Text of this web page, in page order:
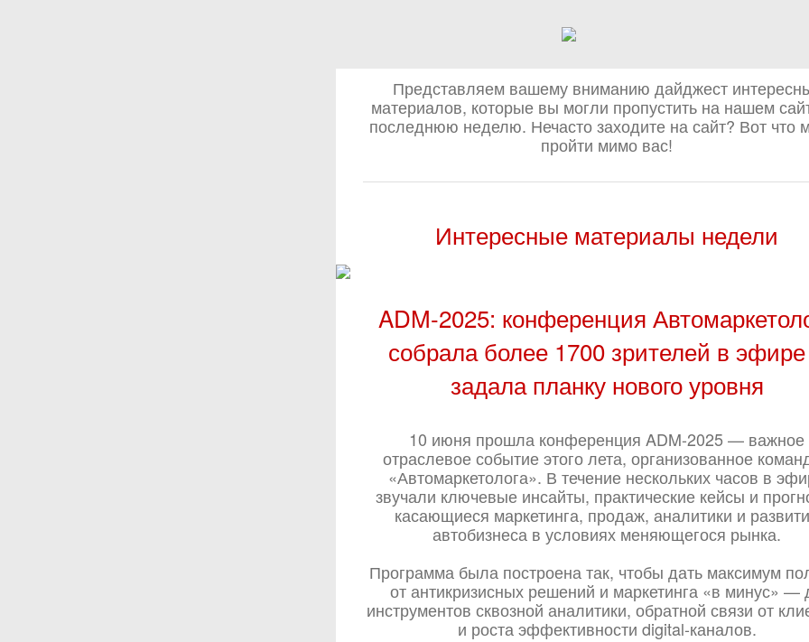
Представляем вашему вниманию дайджест
материалов, которые вы могли пропустить на нашем
последнюю неделю. Нечасто заходите на сайт? Вот что
пройти мимо вас!
Интересные материалы недели
ADM-2025: конференция
собрала более 1700 зрителей в
задала планку нового уровня
10 июня прошла конференция ADM-2025 — важное
отраслевое событие этого лета, организованное
«Автомаркетолога». В течение нескольких часов в
звучали ключевые инсайты, практические кейсы и
касающиеся маркетинга, продаж, аналитики и
автобизнеса в условиях меняющегося рынка.
Программа была построена так, чтобы дать максимум
от антикризисных решений и маркетинга «в минус» —
инструментов сквозной аналитики, обратной связи от
и роста эффективности digital-каналов.